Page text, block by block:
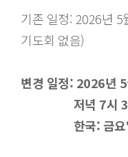
기존 일정: 2026년 5
기도회 없음)
변경 일정: 2026년
저녁 7시 30분
한국: 금요일